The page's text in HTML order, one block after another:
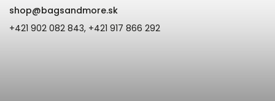
shop@bagsandmore.sk
+421 902 082 843, +421 917 866 292